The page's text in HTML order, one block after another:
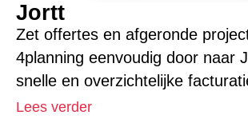
Jortt
Zet offertes en afgeronde
4planning eenvoudig door naar
snelle en overzichtelijke
Lees verder